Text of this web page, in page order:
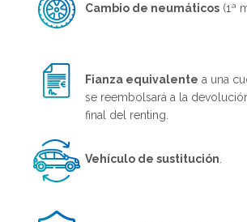
Cambio de neumáticos (1ª
Fianza equivalente a una
se reembolsará a la
final del renting.
Vehículo de sustitución